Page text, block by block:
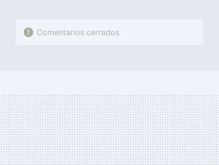
Comentarios cerrados